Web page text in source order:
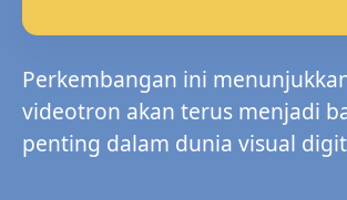
Perkembangan ini
videotron akan terus menjadi
penting dalam dunia visual